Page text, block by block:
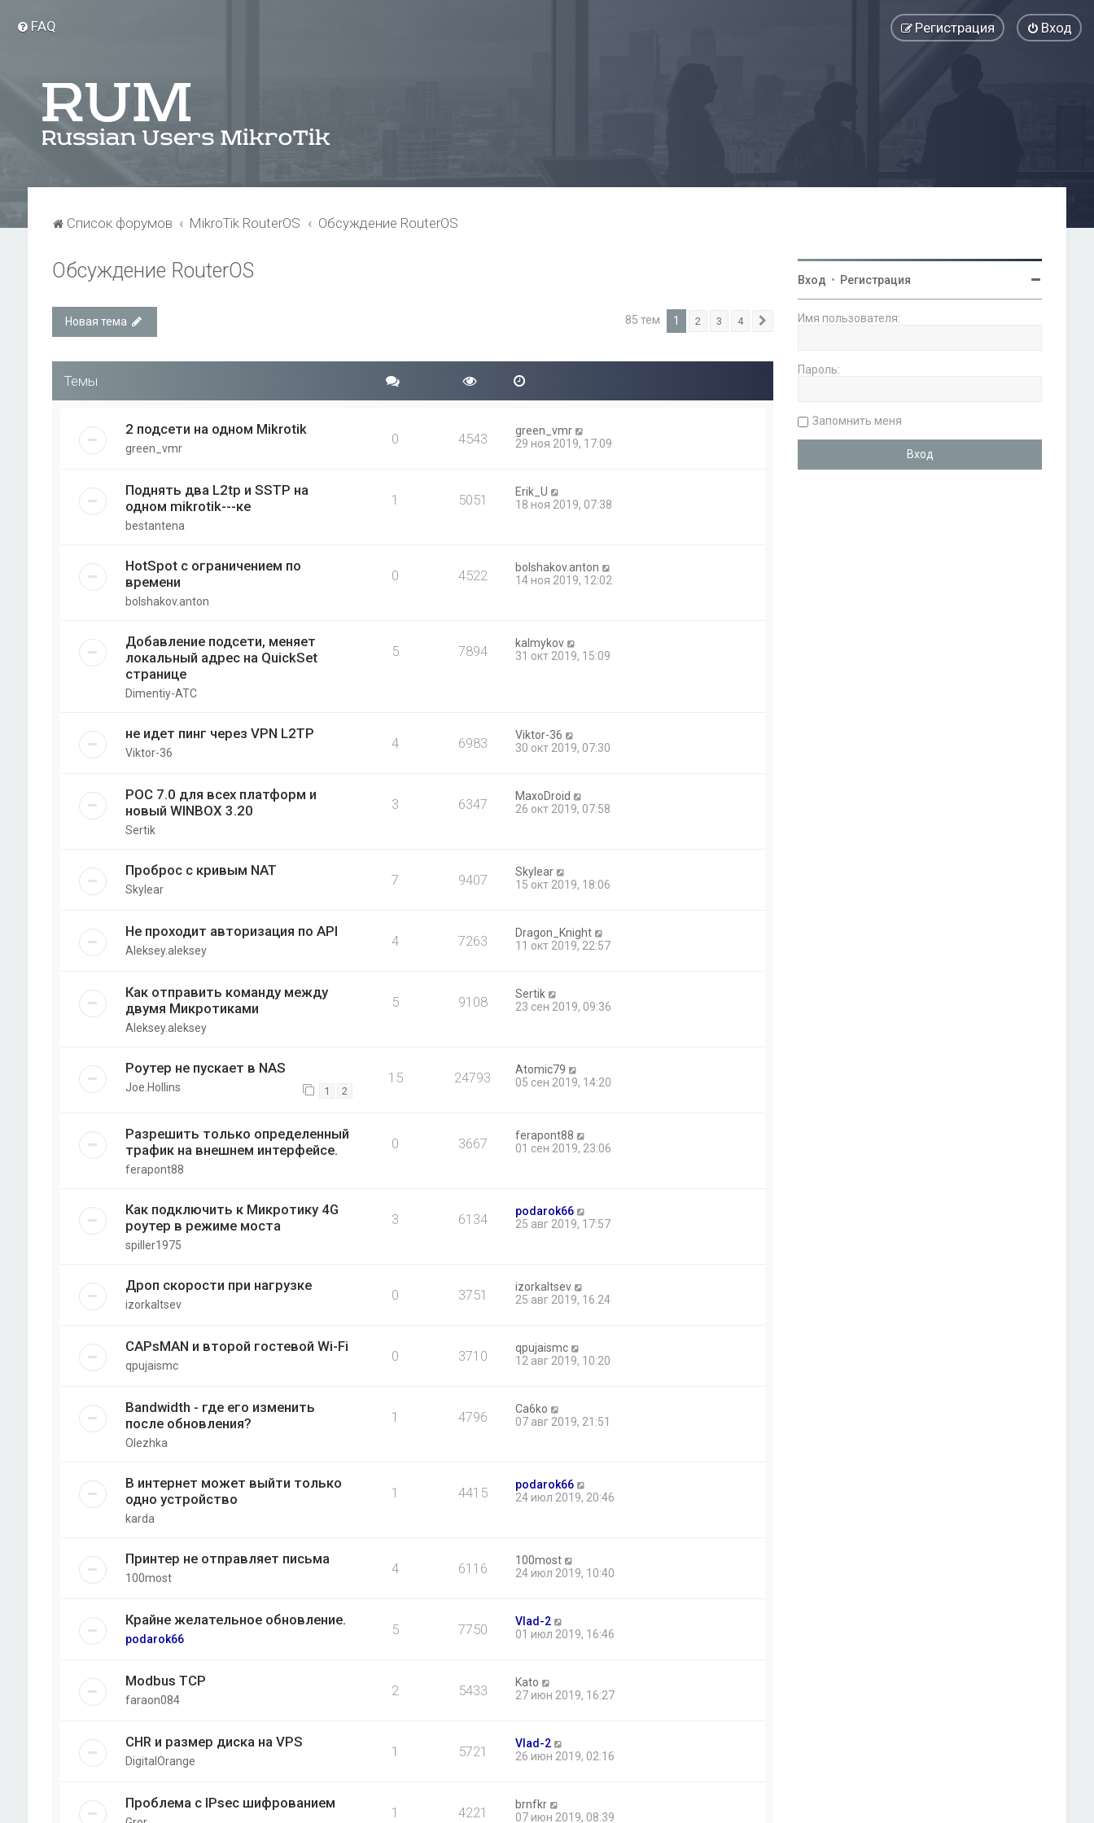
FAQ Вход
Регистрация
Список форумов MikroTik RouterOS Обсуждение RouterOS
Обсуждение RouterOS
Новая тема 85 тем 1 2 3 4 След.
Темы
2 подсети на одном Mikrotik
green_vmr
0 4543
green_vmr
29 ноя 2019, 17:09
Поднять два L2tp и SSTP на
одном mikrotik---ке
bestantena
1 5051
Erik_U
18 ноя 2019, 07:38
HotSpot с ограничением по
времени
bolshakov.anton
0 4522
bolshakov.anton
14 ноя 2019, 12:02
Добавление подсети, меняет
локальный адрес на QuickSet
странице
Dimentiy-ATC
5 7894
kalmykov
31 окт 2019, 15:09
не идет пинг через VPN L2TP
Viktor-36
4 6983
Viktor-36
30 окт 2019, 07:30
РОС 7.0 для всех платформ и
новый WINBOX 3.20
Sertik
3 6347
MaxoDroid
26 окт 2019, 07:58
Проброс с кривым NAT
Skylear
7 9407
Skylear
15 окт 2019, 18:06
Не проходит авторизация по API
Aleksey.aleksey
4 7263
Dragon_Knight
11 окт 2019, 22:57
Как отправить команду между
двумя Микротиками
Aleksey.aleksey
5 9108
Sertik
23 сен 2019, 09:36
Роутер не пускает в NAS
Joe.Hollins 1 2
15 24793
Atomic79
05 сен 2019, 14:20
Разрешить только определенный
трафик на внешнем интерфейсе.
ferapont88
0 3667
ferapont88
01 сен 2019, 23:06
Как подключить к Микротику 4G
роутер в режиме моста
spiller1975
3 6134
podarok66
25 авг 2019, 17:57
Дроп скорости при нагрузке
izorkaltsev
0 3751
izorkaltsev
25 авг 2019, 16:24
CAPsMAN и второй гостевой Wi-Fi
qpujaismc
0 3710
qpujaismc
12 авг 2019, 10:20
Bandwidth - где его изменить
после обновления?
Olezhka
1 4796
Ca6ko
07 авг 2019, 21:51
В интернет может выйти только
одно устройство
karda
1 4415
podarok66
24 июл 2019, 20:46
Принтер не отправляет письма
100most
4 6116
100most
24 июл 2019, 10:40
Крайне желательное обновление.
podarok66
5 7750
Vlad-2
01 июл 2019, 16:46
Modbus TCP
faraon084
2 5433
Kato
27 июн 2019, 16:27
CHR и размер диска на VPS
DigitalOrange
1 5721
Vlad-2
26 июн 2019, 02:16
Проблема с IPsec шифрованием
1 4221
brnfkr
07 июн 2019, 08:39
Вход • Регистрация
Имя пользователя:
Пароль:
Запомнить меня